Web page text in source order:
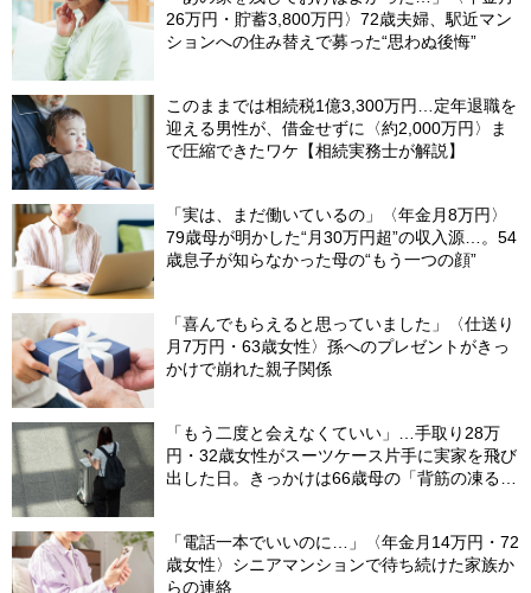
26万円・貯蓄3,800万円〉72歳夫婦、駅近マン
ションへの住み替えで募った“思わぬ後悔”
このままでは相続税1億3,300万円…定年退職を
迎える男性が、借金せずに〈約2,000万円〉ま
で圧縮できたワケ【相続実務士が解説】
「実は、まだ働いているの」〈年金月8万円〉
79歳母が明かした“月30万円超”の収入源…。54
歳息子が知らなかった母の“もう一つの顔”
「喜んでもらえると思っていました」〈仕送り
月7万円・63歳女性〉孫へのプレゼントがきっ
かけで崩れた親子関係
「もう二度と会えなくていい」…手取り28万
円・32歳女性がスーツケース片手に実家を飛び
出した日。きっかけは66歳母の「背筋の凍る一
「電話一本でいいのに…」〈年金月14万円・72
歳女性〉シニアマンションで待ち続けた家族か
らの連絡